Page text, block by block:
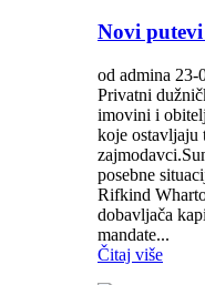
Novi
od admina 23-
Privatni
imovini i
koje ostavljaju
posebne
Rifkind
dobavljača
mandate...
Čitaj više